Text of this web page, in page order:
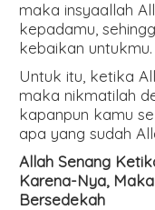
maka insyaallah
kepadamu,
kebaikan untukmu.
Untuk itu, ketika
maka nikmatilah
kapanpun kamu
apa yang sudah
Allah Senang
Karena-Nya,
Bersedekah